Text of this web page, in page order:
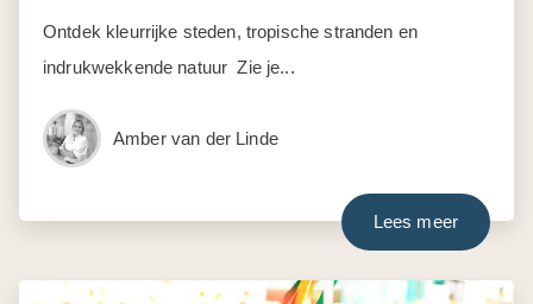
Ontdek kleurrijke steden, tropische stranden en
indrukwekkende natuur Zie je...
Amber van der Linde
Lees meer